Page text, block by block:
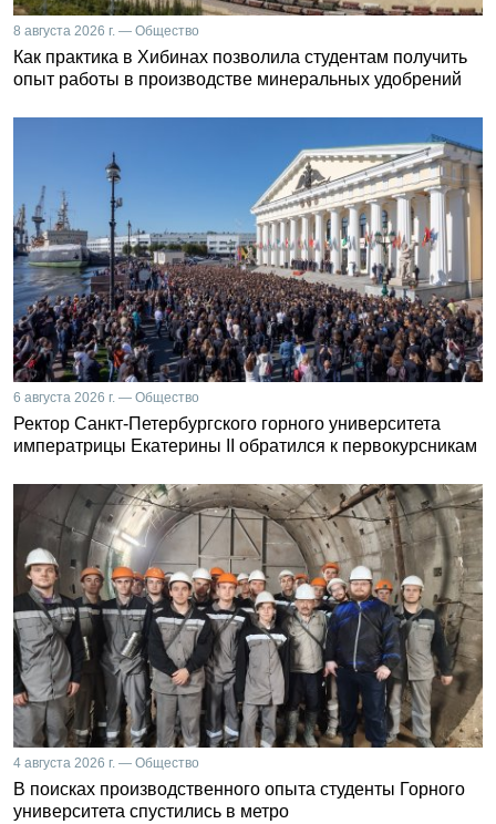
8 августа 2026 г. — Общество
Как практика в Хибинах позволила студентам получить
опыт работы в производстве минеральных удобрений
6 августа 2026 г. — Общество
Ректор Санкт-Петербургского горного университета
императрицы Екатерины II обратился к первокурсникам
4 августа 2026 г. — Общество
В поисках производственного опыта студенты Горного
университета спустились в метро